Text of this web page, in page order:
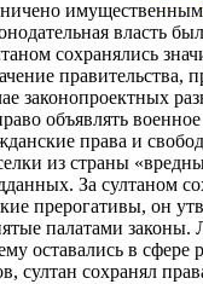
власть
сохранялись
правительства,
законопроектных
объявлять
права и
из страны
За султаном
прерогативы, он
палатами законы.
оставались в сфере
султан сохранял